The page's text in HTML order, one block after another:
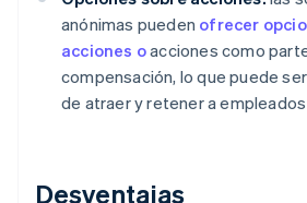
anónimas pueden ofrecer
acciones oacciones como
compensación, lo que puede
de atraer y retener a
Desventajas